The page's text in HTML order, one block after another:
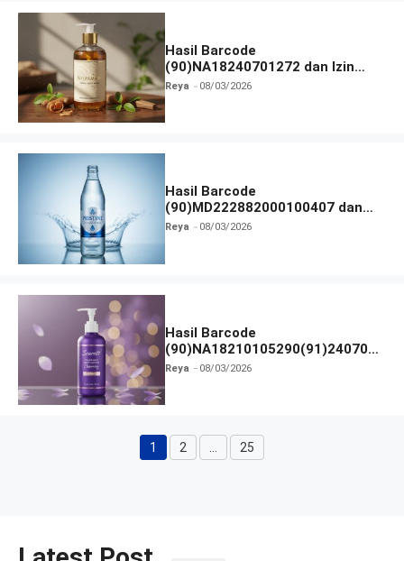
Hasil Barcode
(90)NA18240701272 dan Izin
BPOM
Reya 08/03/2026
Hasil Barcode
(90)MD222882000100407 dan
Izin BPOM
Reya 08/03/2026
Hasil Barcode
(90)NA18210105290(91)240703
dan Izin BPOM
Reya 08/03/2026
Halaman
1 Halaman
2 … Halaman
25